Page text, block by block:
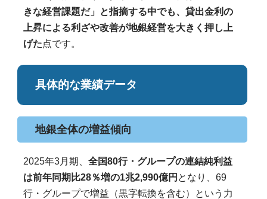
きな経営課題だ」と指摘する中でも、貸出金利の
上昇による利ざや改善が地銀経営を大きく押し上
げた点です。
具体的な業績データ
地銀全体の増益傾向
2025年3月期、 全国80行・グループの連結純利益
は前年同期比28％増の1兆2,990億円 となり、69
行・グループで増益（黒字転換を含む）という力